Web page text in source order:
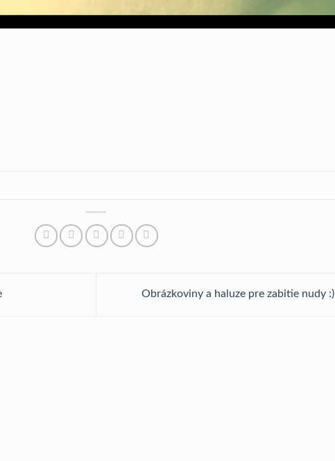
Obrázkoviny a haluze pre zabitie nudy :)